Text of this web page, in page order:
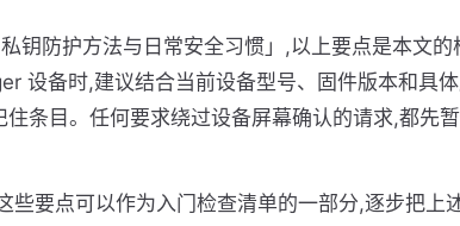
钥防护方法与日常安全习惯」,以上要点是本文的
设备时,建议结合当前设备型号、固件版本和具
住条目。任何要求绕过设备屏幕确认的请求,都先
些要点可以作为入门检查清单的一部分,逐步把上